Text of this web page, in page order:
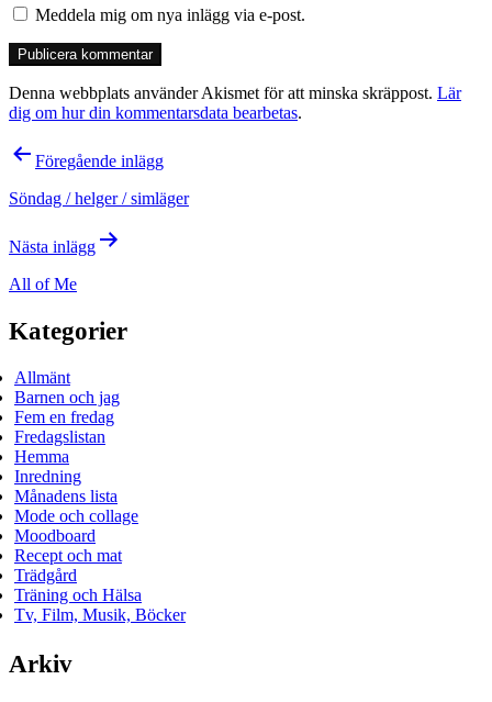
Meddela mig om nya inlägg via e-post.
Denna webbplats använder Akismet för att minska skräppost. Lär
dig om hur din kommentarsdata bearbetas.
Inläggsnavigering
Föregående inlägg
Söndag / helger / simläger
Nästa inlägg
All of Me
Kategorier
Allmänt
Barnen och jag
Fem en fredag
Fredagslistan
Hemma
Inredning
Månadens lista
Mode och collage
Moodboard
Recept och mat
Trädgård
Träning och Hälsa
Tv, Film, Musik, Böcker
Arkiv